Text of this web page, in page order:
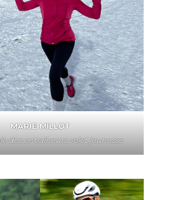
MARIE MILLOT
des entraîneurs volet jeunesse